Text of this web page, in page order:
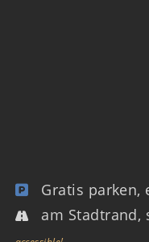
Gratis parken,
am Stadtrand,